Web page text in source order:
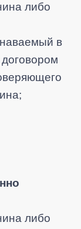
либо
в
либо